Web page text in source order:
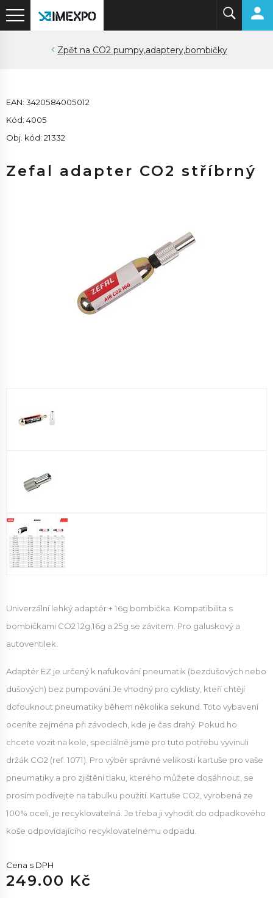
CO2 pumpy,adaptery,bombičky
EAN: 3420584005012
Kód: 4005
Obj. kód: 21332
Zefal adapter CO2 stříbrný
Univerzální lehký adaptér + 16g bombička. Kompatibilita s
bombičkami CO2 12g,16g a 25g se závitem. Pro galuskový a
autoventilek.
Adaptér EZ je určený k nafukování pneumatik (bezdušových nebo
dušových) bez pumpování.Je vhodný pro cyklisty, kteří chtějí
dofouknout pneumatiky během několika sekund. Toto vybavení
oceníte zejména při závodech, kde je čas drahý. Pokud ho
chcete vozit na kole, speciálně jsme pro tuto potřebu vyvinuli
držák CO2 (ref. 1071). Pro výběr správné velikosti kartuše pro vaše
pneumatiky a pro zjištění tlaku, kterého můžete dosáhnout, se
prosím podívejte na tabulku použití. Kartuše CO2, vyrobená ze
100% oceli, je recyklovatelná. Je třeba ji vyhodit do odpadkového
koše odpovídajícího recyklovatelnému odpadu.
Cena s DPH
249.00 Kč